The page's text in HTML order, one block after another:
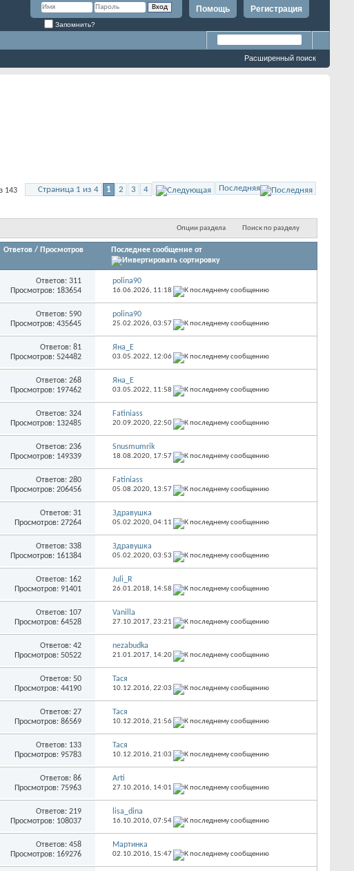
Регистрация
Помощь
Запомнить?
Расширенный поиск
Страница 1 из 4 1 2 3 4 Последняя
143
Опции раздела Поиск по разделу
Ответов / Просмотров Последнее сообщение от
Ответов: 311
Просмотров: 183654
polina90
16.06.2026, 11:18
Ответов: 590
Просмотров: 435645
polina90
25.02.2026, 03:57
Ответов: 81
Просмотров: 524482
Яна_Е
03.05.2022, 12:06
Ответов: 268
Просмотров: 197462
Яна_Е
03.05.2022, 11:58
Ответов: 324
Просмотров: 132485
Fatiniass
20.09.2020, 22:50
Ответов: 236
Просмотров: 149339
Snusmumrik
18.08.2020, 17:57
Ответов: 280
Просмотров: 206456
Fatiniass
05.08.2020, 13:57
Ответов: 31
Просмотров: 27264
Здравушка
05.02.2020, 04:11
Ответов: 338
Просмотров: 161384
Здравушка
05.02.2020, 03:53
Ответов: 162
Просмотров: 91401
Juli_R
26.01.2018, 14:58
Ответов: 107
Просмотров: 64528
Vanilla
27.10.2017, 23:21
Ответов: 42
Просмотров: 50522
nezabudka
21.01.2017, 14:20
Ответов: 50
Просмотров: 44190
Тася
10.12.2016, 22:03
Ответов: 27
Просмотров: 86569
Тася
10.12.2016, 21:56
Ответов: 133
Просмотров: 95783
Тася
10.12.2016, 21:03
Ответов: 86
Просмотров: 75963
Arti
27.10.2016, 14:01
Ответов: 219
Просмотров: 108037
lisa_dina
16.10.2016, 07:54
Ответов: 458
Просмотров: 169276
Мартинка
02.10.2016, 15:47